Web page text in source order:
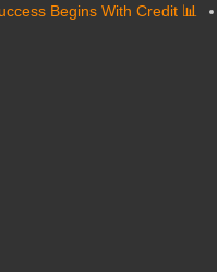
📊 Success Begins With Credit